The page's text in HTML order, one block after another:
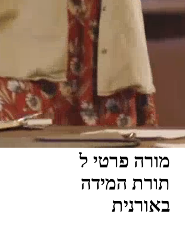
מורה פרטי ל
תורת המידה
באורנית